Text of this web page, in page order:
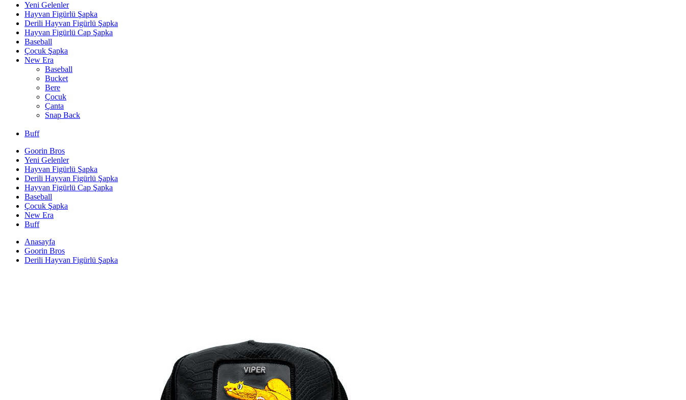
Yeni Gelenler
Hayvan Figürlü Şapka
Derili Hayvan Figürlü Şapka
Hayvan Figürlü Cap Şapka
Baseball
Çocuk Şapka
New Era
Baseball
Bucket
Bere
Çocuk
Çanta
Snap Back
Buff
Goorin Bros
Yeni Gelenler
Hayvan Figürlü Şapka
Derili Hayvan Figürlü Şapka
Hayvan Figürlü Cap Şapka
Baseball
Çocuk Şapka
New Era
Buff
Anasayfa
Goorin Bros
Derili Hayvan Figürlü Şapka